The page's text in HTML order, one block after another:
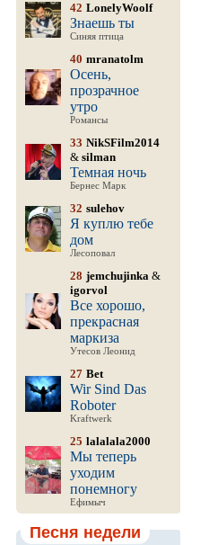
42 LonelyWoolf
Знаешь ты
Синяя птица
40 mranatolm
Осень,
прозрачное
утро
Романсы
33 NikSFilm2014
& silman
Темная ночь
Бернес Марк
32 sulehov
Я куплю тебе
дом
Лесоповал
28 jemchujinka &
igorvol
Все хорошо,
прекрасная
маркиза
Утесов Леонид
27 Bet
Wir Sind Das
Roboter
Kraftwerk
25 lalalala2000
Мы теперь
уходим
понемногу
Ефимыч
Песня недели